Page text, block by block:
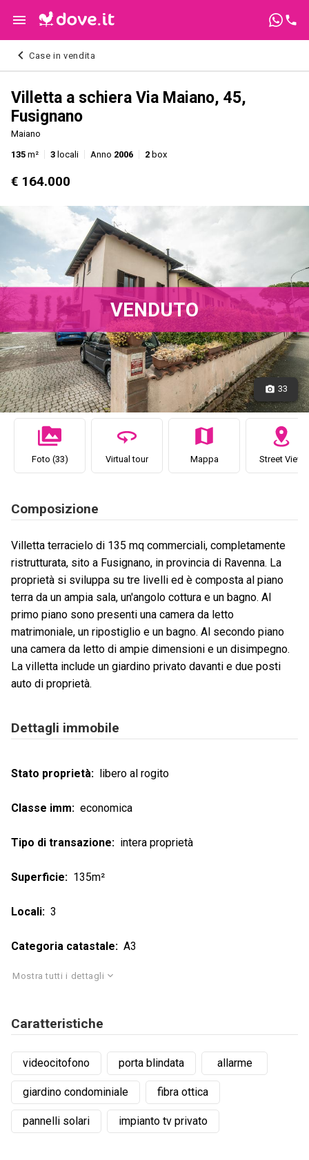
Case in vendita
Villetta a schiera Via Maiano, 45,
Fusignano
Maiano
135 m² 3 locali Anno 2006 2 box
€ 164.000
33
VENDUTO
Foto (33) Virtual tour Mappa Street View
Composizione
Villetta terracielo di 135 mq commerciali, completamente
ristrutturata, sito a Fusignano, in provincia di Ravenna. La
proprietà si sviluppa su tre livelli ed è composta al piano
terra da un ampia sala, un'angolo cottura e un bagno. Al
primo piano sono presenti una camera da letto
matrimoniale, un ripostiglio e un bagno. Al secondo piano
una camera da letto di ampie dimensioni e un disimpegno.
La villetta include un giardino privato davanti e due posti
auto di proprietà.
Dettagli immobile
Stato proprietà libero al rogito
Classe imm economica
Tipo di transazione intera proprietà
Superficie 135m²
Locali 3
Categoria catastale A3
Mostra tutti i dettagli
Caratteristiche
videocitofono porta blindata allarme
giardino condominiale fibra ottica
pannelli solari impianto tv privato